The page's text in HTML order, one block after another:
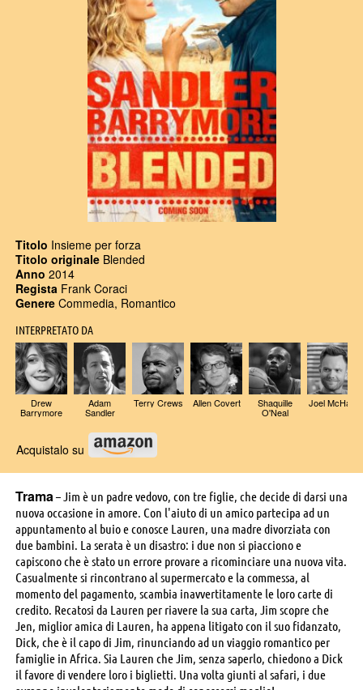
Titolo Insieme per forza
Titolo originale Blended
Anno 2014
Regista Frank Coraci
Genere Commedia, Romantico
INTERPRETATO DA
Drew
Barrymore
Adam
Sandler
Terry Crews Allen Covert Shaquille
O'Neal
Joel McHale
Acquistalo su
Trama– Jim è un padre vedovo, con tre figlie, che decide di darsi una
nuova occasione in amore. Con l'aiuto di un amico partecipa ad un
appuntamento al buio e conosce Lauren, una madre divorziata con
due bambini. La serata è un disastro: i due non si piacciono e
capiscono che è stato un errore provare a ricominciare una nuova vita.
Casualmente si rincontrano al supermercato e la commessa, al
momento del pagamento, scambia inavvertitamente le loro carte di
credito. Recatosi da Lauren per riavere la sua carta, Jim scopre che
Jen, miglior amica di Lauren, ha appena litigato con il suo fidanzato,
Dick, che è il capo di Jim, rinunciando ad un viaggio romantico per
famiglie in Africa. Sia Lauren che Jim, senza saperlo, chiedono a Dick
il favore di vendere loro i biglietti. Una volta giunti al safari, i due